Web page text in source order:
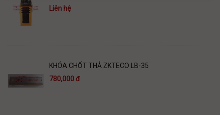
Liên hệ
KHÓA CHỐT THẢ ZKTECO LB-35
780,000 đ